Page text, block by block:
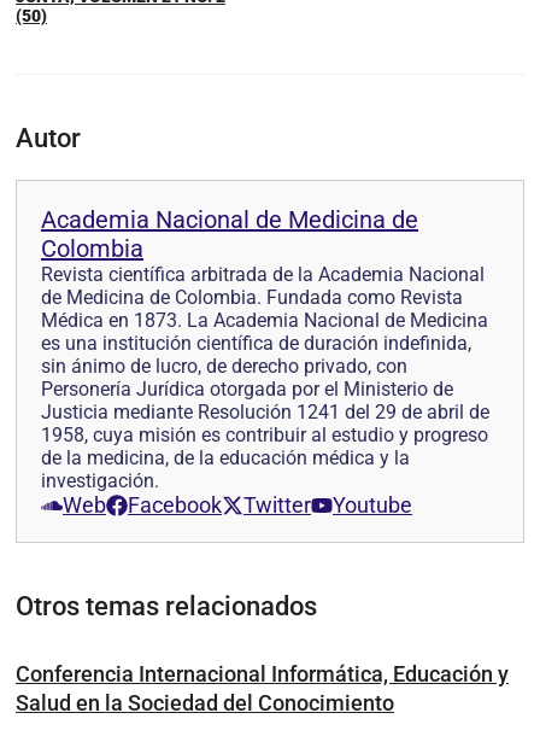
(50)
Autor
Academia Nacional de Medicina de
Colombia
Revista científica arbitrada de la Academia Nacional
de Medicina de Colombia. Fundada como Revista
Médica en 1873. La Academia Nacional de Medicina
es una institución científica de duración indefinida,
sin ánimo de lucro, de derecho privado, con
Personería Jurídica otorgada por el Ministerio de
Justicia mediante Resolución 1241 del 29 de abril de
1958, cuya misión es contribuir al estudio y progreso
de la medicina, de la educación médica y la
investigación.
Web Facebook Twitter Youtube
Otros temas relacionados
Conferencia Internacional Informática, Educación y
Salud en la Sociedad del Conocimiento